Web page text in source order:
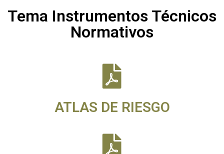
Tema Instrumentos Técnicos
Normativos
ATLAS DE RIESGO